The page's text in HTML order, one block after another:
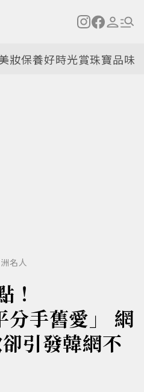
妝保養好時光賞珠寶品味
名人
！
手舊愛」 網
引發韓網不